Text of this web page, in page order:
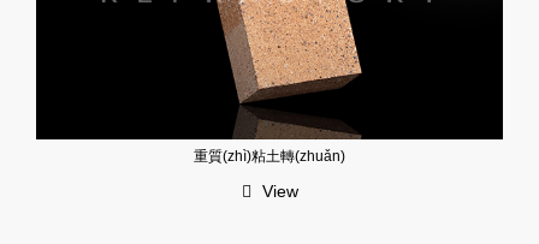
重質(zhì)粘土轉(zhuǎn)
View